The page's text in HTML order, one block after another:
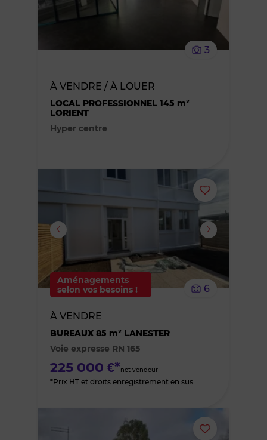
le
3
À VENDRE / À LOUER
LOCAL PROFESSIONNEL 145 m²
LORIENT
Hyper centre
Ajouter
ou
le
Aménagements
selon vos besoins !
6
À VENDRE
BUREAUX 85 m² LANESTER
Voie expresse RN 165
225 000 €*net vendeur
*Prix HT et droits enregistrement en sus
Ajouter